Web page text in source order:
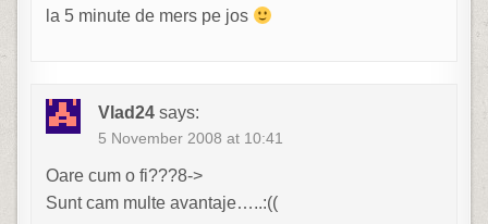
la 5 minute de mers pe jos
Vlad24 says:
5 November 2008 at 10:41
Oare cum o fi???8->
Sunt cam multe avantaje…..:((